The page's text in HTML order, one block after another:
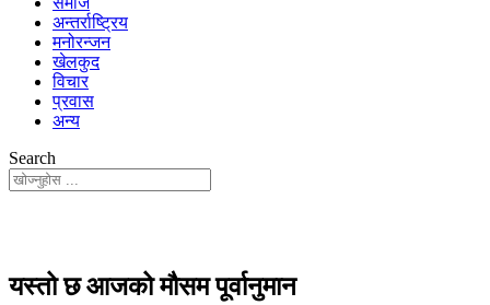
अन्तर्राष्ट्रिय
मनोरन्जन
खेलकुद
विचार
प्रवास
अन्य
Search
यस्तो छ आजको मौसम पूर्वानुमान